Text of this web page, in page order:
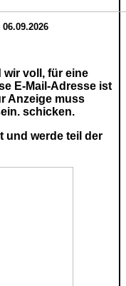
voll, für eine
E-Mail-Adresse ist
Anzeige muss
schicken.
und werde teil der